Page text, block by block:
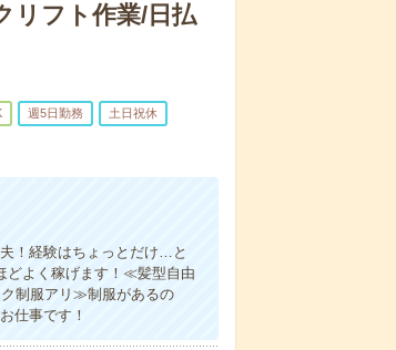
リフト作業/日払
週5日勤務 土日祝休
！経験はちょっとだけ…と
どよく稼げます！≪髪型自由
制服アリ≫制服があるの
仕事です！